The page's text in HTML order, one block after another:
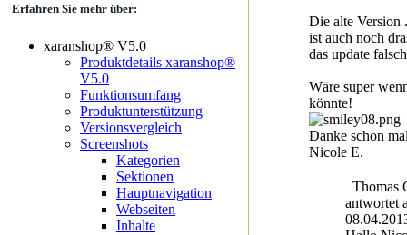
Erfahren Sie mehr über:
xaranshop® V5.0
Produktdetails xaranshop®
V5.0
Funktionsumfang
Produktunterstützung
Versionsvergleich
Screenshots
Kategorien
Sektionen
Hauptnavigation
Webseiten
Inhalte
Die alte Version
ist auch noch
das update
Wäre super
könnte!
Danke schon
Nicole E.
Thomas
antwortet